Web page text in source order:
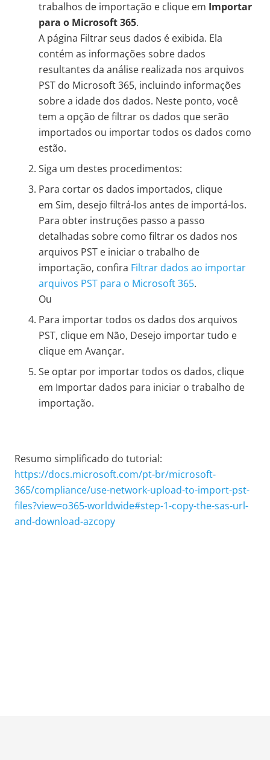
trabalhos de importação e clique em Importar
para o Microsoft 365.
A página Filtrar seus dados é exibida. Ela
contém as informações sobre dados
resultantes da análise realizada nos arquivos
PST do Microsoft 365, incluindo informações
sobre a idade dos dados. Neste ponto, você
tem a opção de filtrar os dados que serão
importados ou importar todos os dados como
estão.
Siga um destes procedimentos:
Para cortar os dados importados, clique
em Sim, desejo filtrá-los antes de importá-los.
Para obter instruções passo a passo
detalhadas sobre como filtrar os dados nos
arquivos PST e iniciar o trabalho de
importação, confira Filtrar dados ao importar
arquivos PST para o Microsoft 365.
Ou
Para importar todos os dados dos arquivos
PST, clique em Não, Desejo importar tudo e
clique em Avançar.
Se optar por importar todos os dados, clique
em Importar dados para iniciar o trabalho de
importação.
Resumo simplificado do tutorial:
https://docs.microsoft.com/pt-br/microsoft-
365/compliance/use-network-upload-to-import-pst-
files?view=o365-worldwide#step-1-copy-the-sas-url-
and-download-azcopy